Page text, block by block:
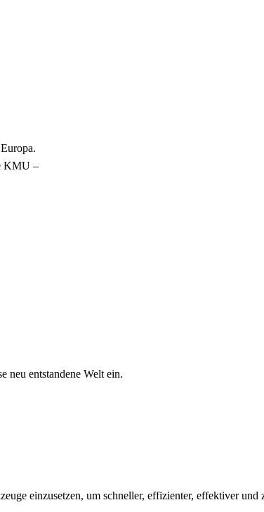
KMU –
entstandene Welt ein.
einzusetzen, um schneller, effizienter, effektiver und